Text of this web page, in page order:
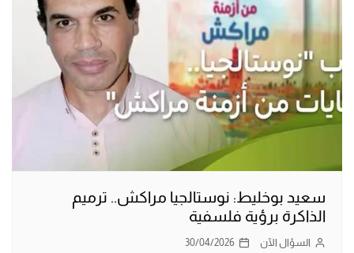
سعيد بوخليط: نوستالجيا مراكش.. ترميم
الذاكرة برؤية فلسفية
السؤال الآن 30/04/2026